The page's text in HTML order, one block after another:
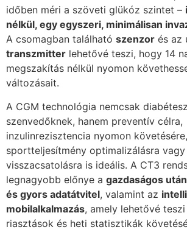
időben méri a szöveti glükóz szintet –
nélkül, egy egyszeri, minimálisan
A csomagban található szenzor és az
transzmitter lehetővé teszi, hogy 14
megszakítás nélkül nyomon
változásait.
A CGM technológia nemcsak
szenvedőknek, hanem preventív célra,
inzulinrezisztencia nyomon követésére,
sportteljesítmény optimalizálásra
visszacsatolásra is ideális. A CT3
legnagyobb előnye a gazdaságos
és gyors adatátvitel, valamint az
mobilalkalmazás, amely lehetővé
riasztások és heti statisztikák